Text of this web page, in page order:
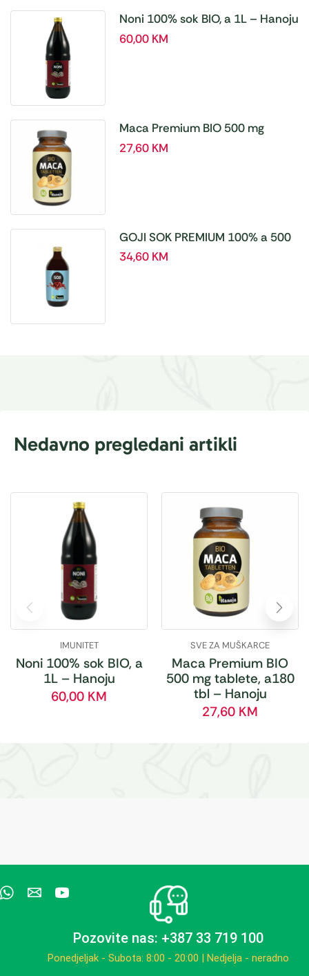
Noni 100% sok BIO, a 1L – Hanoju
60,00 KM
Maca Premium BIO 500 mg
tablete, a180 tbl – Hanoju
27,60 KM
GOJI SOK PREMIUM 100% a 500
ml
34,60 KM
Nedavno pregledani artikli
IMUNITET
Noni 100% sok BIO, a
1L – Hanoju
60,00 KM
SVE ZA MUŠKARCE
Maca Premium BIO
500 mg tablete, a180
tbl – Hanoju
27,60 KM
Pozovite nas: +387 33 719 100
Ponedjeljak - Subota: 8:00 - 20:00 | Nedjelja - neradno